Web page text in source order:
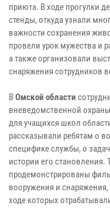
приюта. В ходе прогулки
стенды, откуда узнали
важности сохранения
провели урок мужества и
а также организовали
снаряжения сотрудников
ВОмской области
вневедомственной
для учащихся школ
рассказывали ребятам о
специфике службы, о
истории его становления.
продемонстрированы
вооружения и
ходе которых